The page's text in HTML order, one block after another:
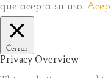
que acepta su uso.
Cerrar
Privacy Overview